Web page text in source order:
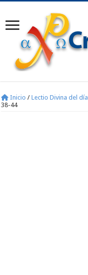
Inicio / Lectio Divina del día
38-44